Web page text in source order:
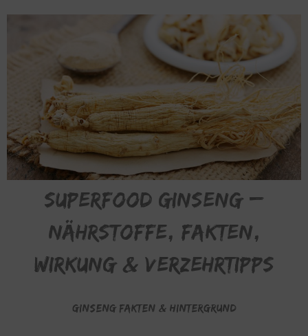
SUPERFOOD Ginseng –
Nährstoffe, FAKTEN,
Wirkung & Verzehrtipps
Ginseng FAKTEN & Hintergrund